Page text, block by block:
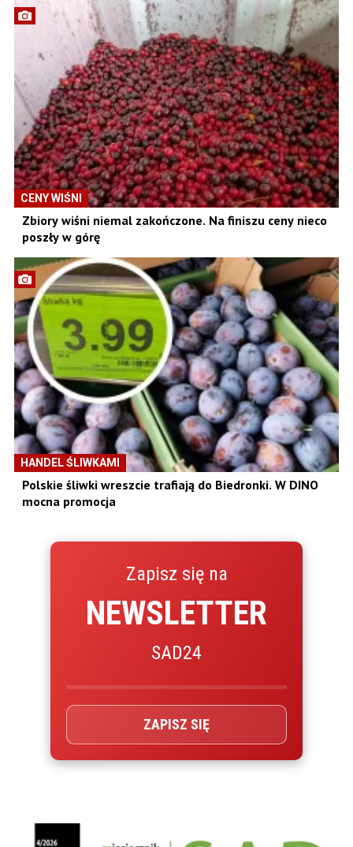
CENY WIŚNI
Zbiory wiśni niemal zakończone. Na finiszu ceny nieco
poszły w górę
HANDEL ŚLIWKAMI
Polskie śliwki wreszcie trafiają do Biedronki. W DINO
mocna promocja
Zapisz się na
NEWSLETTER
SAD24
ZAPISZ SIĘ